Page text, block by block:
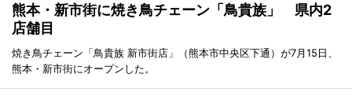
熊本・新市街に焼き鳥チェーン「鳥貴族」 県内2
店舗目
焼き鳥チェーン「鳥貴族 新市街店」（熊本市中央区下通）が7月15日、
熊本・新市街にオープンした。